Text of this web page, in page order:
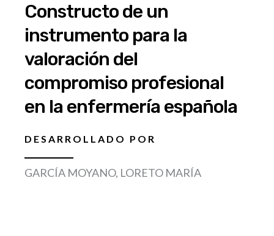
Constructo de un
instrumento para la
valoración del
compromiso profesional
en la enfermería española
DESARROLLADO POR
GARCÍA MOYANO, LORETO MARÍA